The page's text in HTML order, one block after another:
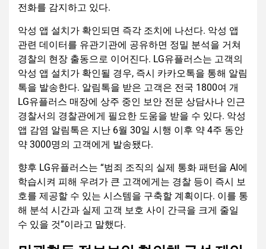
전화를 감지하고 있다.
악성 앱 설치가 확인되면 즉각 조치에 나선다. 악성 앱
관련 데이터를 유관기관에 공유하면 정밀 분석을 거쳐
경찰의 현장 출동으로 이어진다. LG유플러스는 고객의
악성 앱 설치가 확인될 경우, 즉시 카카오톡을 통해 알림
톡을 발송한다. 알림톡을 받은 고객은 전국 1800여 개
LG유플러스 매장에 상주 중인 보안 전문 상담사나 인근
경찰서의 경찰관에게 필요한 도움을 받을 수 있다. 악성
앱 감염 알림톡은 지난 6월 30일 시행 이후 약 4주 동안
약 3000명의 고객에게 발송됐다.
향후 LG유플러스는 “범죄 조직의 실제 통화 패턴을 AI에
학습시켜 피해 우려가 큰 고객에게는 경찰 등이 즉시 보
호를 제공할 수 있는 시스템을 구축할 계획이다. 이를 통
해 분석 시간과 실제 고객 보호 사이 간극을 크게 줄일
수 있을 것”이라고 말했다.